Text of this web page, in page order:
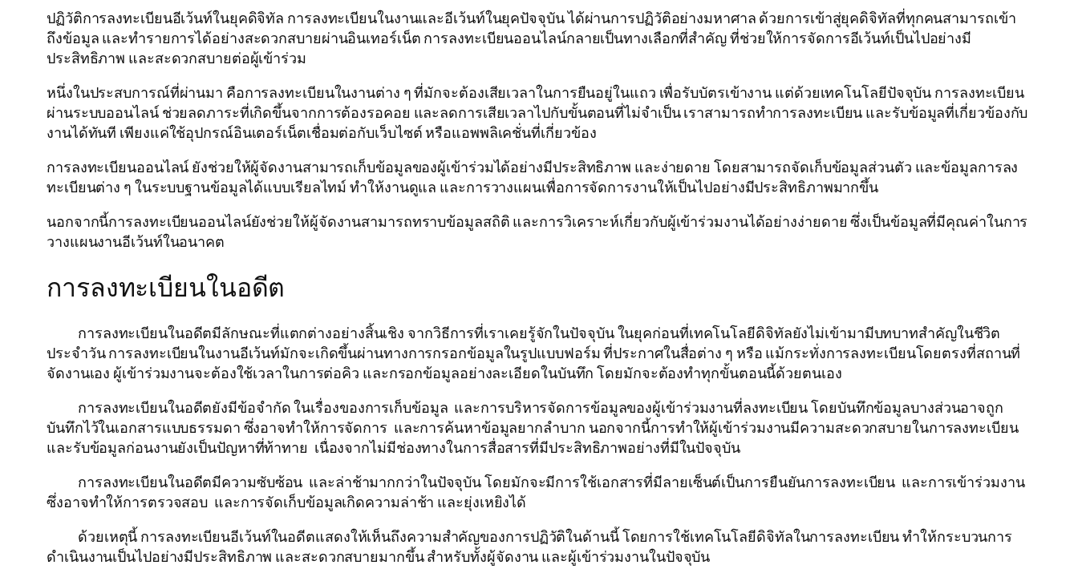
ปฏิวัติการลงทะเบียนอีเว้นท์ในยุคดิจิทัล การลงทะเบียนในงานและอีเว้นท์ในยุคปัจจุบัน ได้ผ่านการปฏิวัติอย่างมหาศาล ด้วยการเข้าสู่ยุคดิจิทัลที่ทุกคนสามารถเข้า
ถึงข้อมูล และทำรายการได้อย่างสะดวกสบายผ่านอินเทอร์เน็ต การลงทะเบียนออนไลน์กลายเป็นทางเลือกที่สำคัญ ที่ช่วยให้การจัดการอีเว้นท์เป็นไปอย่างมี
ประสิทธิภาพ และสะดวกสบายต่อผู้เข้าร่วม
หนึ่งในประสบการณ์ที่ผ่านมา คือการลงทะเบียนในงานต่าง ๆ ที่มักจะต้องเสียเวลาในการยืนอยู่ในแถว เพื่อรับบัตรเข้างาน แต่ด้วยเทคโนโลยีปัจจุบัน การลงทะเบียน
ผ่านระบบออนไลน์ ช่วยลดภาระที่เกิดขึ้นจากการต้องรอคอย และลดการเสียเวลาไปกับขั้นตอนที่ไม่จำเป็น เราสามารถทำการลงทะเบียน และรับข้อมูลที่เกี่ยวข้องกับ
งานได้ทันที เพียงแค่ใช้อุปกรณ์อินเตอร์เน็ตเชื่อมต่อกับเว็บไซต์ หรือแอพพลิเคชั่นที่เกี่ยวข้อง
การลงทะเบียนออนไลน์ ยังช่วยให้ผู้จัดงานสามารถเก็บข้อมูลของผู้เข้าร่วมได้อย่างมีประสิทธิภาพ และง่ายดาย โดยสามารถจัดเก็บข้อมูลส่วนตัว และข้อมูลการลง
ทะเบียนต่าง ๆ ในระบบฐานข้อมูลได้แบบเรียลไทม์ ทำให้งานดูแล และการวางแผนเพื่อการจัดการงานให้เป็นไปอย่างมีประสิทธิภาพมากขึ้น
นอกจากนี้การลงทะเบียนออนไลน์ยังช่วยให้ผู้จัดงานสามารถทราบข้อมูลสถิติ และการวิเคราะห์เกี่ยวกับผู้เข้าร่วมงานได้อย่างง่ายดาย ซึ่งเป็นข้อมูลที่มีคุณค่าในการ
วางแผนงานอีเว้นท์ในอนาคต
การลงทะเบียนในอดีต
การลงทะเบียนในอดีตมีลักษณะที่แตกต่างอย่างสิ้นเชิง จากวิธีการที่เราเคยรู้จักในปัจจุบัน ในยุคก่อนที่เทคโนโลยีดิจิทัลยังไม่เข้ามามีบทบาทสำคัญในชีวิต
ประจำวัน การลงทะเบียนในงานอีเว้นท์มักจะเกิดขึ้นผ่านทางการกรอกข้อมูลในรูปแบบฟอร์ม ที่ประกาศในสื่อต่าง ๆ หรือ แม้กระทั่งการลงทะเบียนโดยตรงที่สถานที่
จัดงานเอง ผู้เข้าร่วมงานจะต้องใช้เวลาในการต่อคิว และกรอกข้อมูลอย่างละเอียดในบันทึก โดยมักจะต้องทำทุกขั้นตอนนี้ด้วยตนเอง
การลงทะเบียนในอดีตยังมีข้อจำกัด ในเรื่องของการเก็บข้อมูล และการบริหารจัดการข้อมูลของผู้เข้าร่วมงานที่ลงทะเบียน โดยบันทึกข้อมูลบางส่วนอาจถูก
บันทึกไว้ในเอกสารแบบธรรมดา ซึ่งอาจทำให้การจัดการ และการค้นหาข้อมูลยากลำบาก นอกจากนี้การทำให้ผู้เข้าร่วมงานมีความสะดวกสบายในการลงทะเบียน
และรับข้อมูลก่อนงานยังเป็นปัญหาที่ท้าทาย เนื่องจากไม่มีช่องทางในการสื่อสารที่มีประสิทธิภาพอย่างที่มีในปัจจุบัน
การลงทะเบียนในอดีตมีความซับซ้อน และล่าช้ามากกว่าในปัจจุบัน โดยมักจะมีการใช้เอกสารที่มีลายเซ็นต์เป็นการยืนยันการลงทะเบียน และการเข้าร่วมงาน
ซึ่งอาจทำให้การตรวจสอบ และการจัดเก็บข้อมูลเกิดความล่าช้า และยุ่งเหยิงได้
ด้วยเหตุนี้ การลงทะเบียนอีเว้นท์ในอดีตแสดงให้เห็นถึงความสำคัญของการปฏิวัติในด้านนี้ โดยการใช้เทคโนโลยีดิจิทัลในการลงทะเบียน ทำให้กระบวนการ
ดำเนินงานเป็นไปอย่างมีประสิทธิภาพ และสะดวกสบายมากขึ้น สำหรับทั้งผู้จัดงาน และผู้เข้าร่วมงานในปัจจุบัน